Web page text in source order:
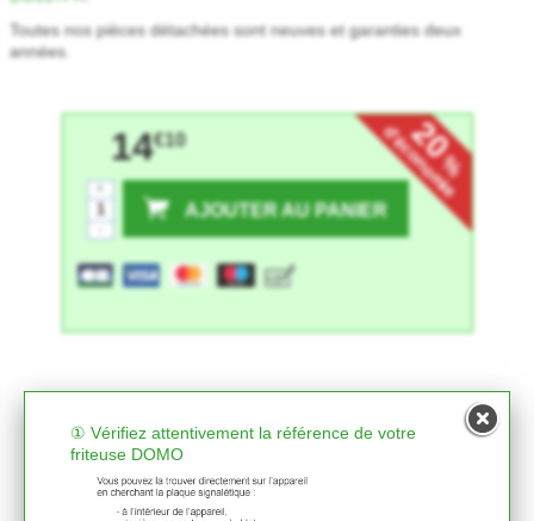
Toutes nos pièces détachées sont neuves et garanties deux
années.
20
%
d'économie
14€10
AJOUTER AU PANIER
① Vérifiez attentivement la référence de votre
friteuse DOMO